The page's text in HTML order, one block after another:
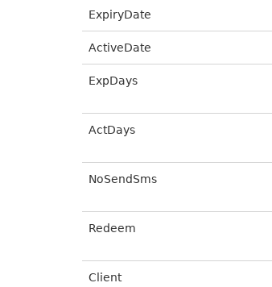
ExpiryDate
ActiveDate
ExpDays
ActDays
NoSendSms
Redeem
Client